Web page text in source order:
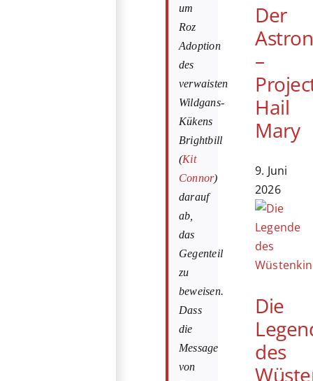
um
Roz
Adoption
des
verwaisten
Wildgans-
Kükens
Brightbill
(Kit
Connor)
darauf
ab,
das
Gegenteil
zu
beweisen.
Dass
die
Message
von
Der
–
Hail
Mary
9. Juni
2026
Die
des